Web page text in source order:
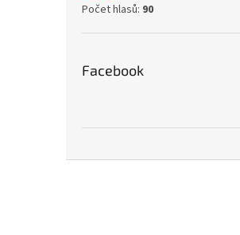
Počet hlasů: 90
Facebook